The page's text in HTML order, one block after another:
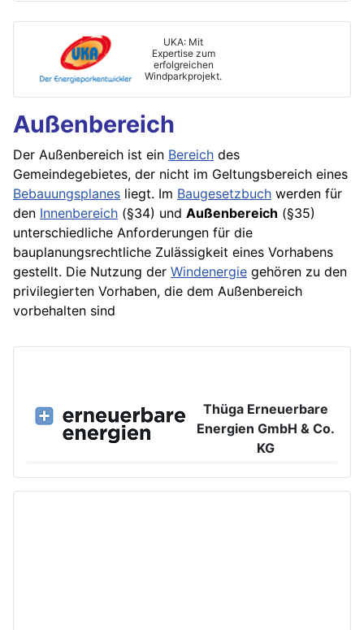
UKA: Mit
Expertise zum
erfolgreichen
Windparkprojekt.
Außenbereich
Der Außenbereich ist ein Bereich des
Gemeindegebietes, der nicht im Geltungsbereich eines
Bebauungsplanes liegt. Im Baugesetzbuch werden für
den Innenbereich (§34) und Außenbereich (§35)
unterschiedliche Anforderungen für die
bauplanungsrechtliche Zulässigkeit eines Vorhabens
gestellt. Die Nutzung der Windenergie gehören zu den
privilegierten Vorhaben, die dem Außenbereich
vorbehalten sind
Thüga Erneuerbare
Energien GmbH & Co.
KG
www.ee.thuega.de